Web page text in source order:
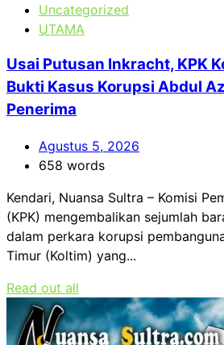
Uncategorized
UTAMA
Usai Putusan Inkracht, KPK
Bukti Kasus Korupsi Abdul
Penerima
Agustus 5, 2026
658 words
Kendari, Nuansa Sultra – Komisi
(KPK) mengembalikan sejumlah
dalam perkara korupsi
Timur (Koltim) yang...
Read out all